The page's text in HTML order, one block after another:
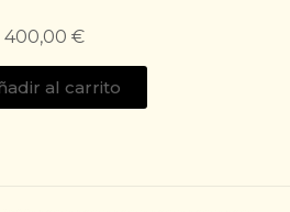
400,00 €
al carrito